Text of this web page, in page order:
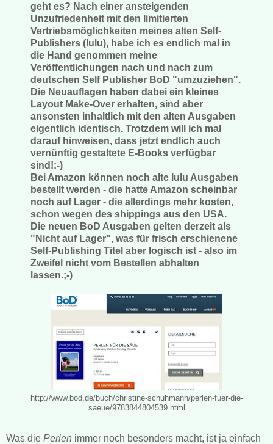
geht es? Nach einer ansteigenden
Unzufriedenheit mit den limitierten
Vertriebsmöglichkeiten meines alten Self-
Publishers (lulu), habe ich es endlich mal in
die Hand genommen meine
Veröffentlichungen nach und nach zum
deutschen Self Publisher BoD "umzuziehen".
Die Neuauflagen haben dabei ein kleines
Layout Make-Over erhalten, sind aber
ansonsten inhaltlich mit den alten Ausgaben
eigentlich identisch. Trotzdem will ich mal
darauf hinweisen, dass jetzt endlich auch
vernünftig gestaltete E-Books verfügbar
sind!:-)
Bei Amazon können noch alte lulu Ausgaben
bestellt werden - die hatte Amazon scheinbar
noch auf Lager - die allerdings mehr kosten,
schon wegen des shippings aus den USA.
Die neuen BoD Ausgaben gelten derzeit als
"Nicht auf Lager", was für frisch erschienene
Self-Publishing Titel aber logisch ist - also im
Zweifel nicht vom Bestellen abhalten
lassen.;-)
http://www.bod.de/buch/christine-schuhmann/perlen-fuer-die-
saeue/9783844804539.html
Was die Perlen immer noch besonders macht, ist ja einfach